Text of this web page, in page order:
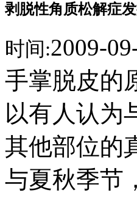
剥脱性角质松解症
时间:2009-
手掌脱皮的
以有人认为
其他部位的
与夏秋季节